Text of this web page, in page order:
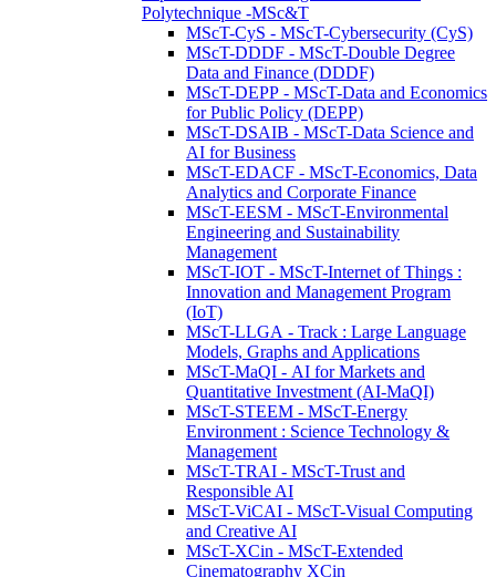
Polytechnique -MSc&T
MScT-CyS - MScT-Cybersecurity (CyS)
MScT-DDDF - MScT-Double Degree
Data and Finance (DDDF)
MScT-DEPP - MScT-Data and Economics
for Public Policy (DEPP)
MScT-DSAIB - MScT-Data Science and
AI for Business
MScT-EDACF - MScT-Economics, Data
Analytics and Corporate Finance
MScT-EESM - MScT-Environmental
Engineering and Sustainability
Management
MScT-IOT - MScT-Internet of Things :
Innovation and Management Program
(IoT)
MScT-LLGA - Track : Large Language
Models, Graphs and Applications
MScT-MaQI - AI for Markets and
Quantitative Investment (AI-MaQI)
MScT-STEEM - MScT-Energy
Environment : Science Technology &
Management
MScT-TRAI - MScT-Trust and
Responsible AI
MScT-ViCAI - MScT-Visual Computing
and Creative AI
MScT-XCin - MScT-Extended
Cinematography XCin